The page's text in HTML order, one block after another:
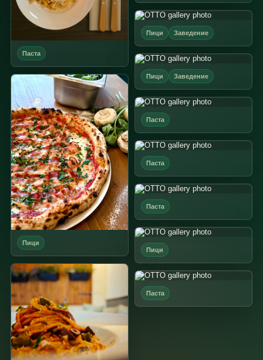
Паста
Пици
Пици Заведение
Пици Заведение
Паста
Паста
Паста
Пици
Паста